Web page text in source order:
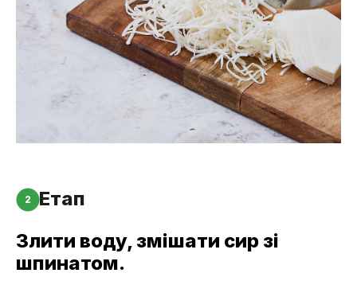
2
Етап
Злити воду, змішати сир зі
шпинатом.